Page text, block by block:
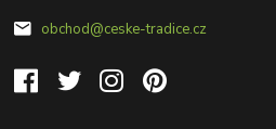
obchod@ceske-tradice.cz